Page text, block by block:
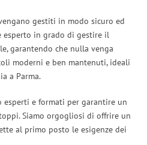
gestiti in modo sicuro ed
esperto in grado di gestire il
garantendo che nulla venga
moderni e ben mantenuti, ideali
a Parma.
e formati per garantire un
Siamo orgogliosi di offrire un
al primo posto le esigenze dei